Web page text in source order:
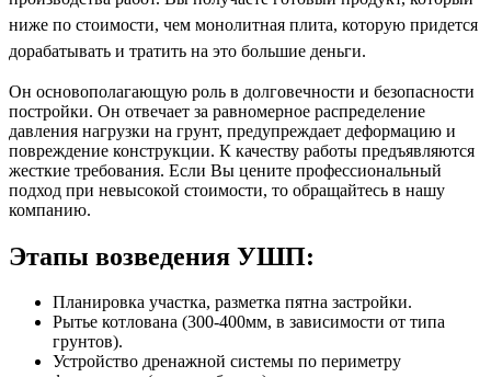
ниже по стоимости, чем монолитная плита, которую придется
дорабатывать и тратить на это большие деньги.
Он основополагающую роль в долговечности и безопасности
постройки. Он отвечает за равномерное распределение
давления нагрузки на грунт, предупреждает деформацию и
повреждение конструкции. К качеству работы предъявляются
жесткие требования. Если Вы цените профессиональный
подход при невысокой стоимости, то обращайтесь в нашу
компанию.
Этапы возведения УШП:
Планировка участка, разметка пятна застройки.
Рытье котлована (300-400мм, в зависимости от типа
грунтов).
Устройство дренажной системы по периметру